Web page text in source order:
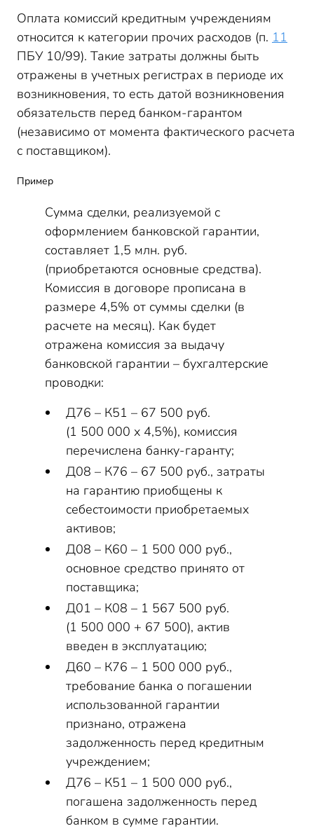
Оплата комиссий кредитным учреждениям
относится к категории прочих расходов (п. 11
ПБУ 10/99). Такие затраты должны быть
отражены в учетных регистрах в периоде их
возникновения, то есть датой возникновения
обязательств перед банком-гарантом
(независимо от момента фактического расчета
с поставщиком).
Пример
Сумма сделки, реализуемой с
оформлением банковской гарантии,
составляет 1,5 млн. руб.
(приобретаются основные средства).
Комиссия в договоре прописана в
размере 4,5% от суммы сделки (в
расчете на месяц). Как будет
отражена комиссия за выдачу
банковской гарантии – бухгалтерские
проводки:
Д76 – К51 – 67 500 руб.
(1 500 000 х 4,5%), комиссия
перечислена банку-гаранту;
Д08 – К76 – 67 500 руб., затраты
на гарантию приобщены к
себестоимости приобретаемых
активов;
Д08 – К60 – 1 500 000 руб.,
основное средство принято от
поставщика;
Д01 – К08 – 1 567 500 руб.
(1 500 000 + 67 500), актив
введен в эксплуатацию;
Д60 – К76 – 1 500 000 руб.,
требование банка о погашении
использованной гарантии
признано, отражена
задолженность перед кредитным
учреждением;
Д76 – К51 – 1 500 000 руб.,
погашена задолженность перед
банком в сумме гарантии.